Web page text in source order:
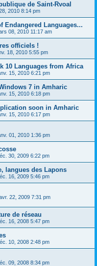
de Saint-Rvoal
2010 8:14 pm
Endangered Languages...
08, 2010 11:17 am
officiels !
18, 2010 5:55 pm
10 Languages from Africa
15, 2010 6:21 pm
7 in Amharic
15, 2010 6:18 pm
soon in Amharic
15, 2010 6:17 pm
01, 2010 1:36 pm
30, 2009 6:22 pm
langues des Lapons
16, 2009 5:46 pm
22, 2009 7:31 pm
de réseau
16, 2008 5:47 pm
10, 2008 2:48 pm
09, 2008 8:34 pm